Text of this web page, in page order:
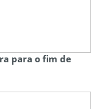
para o fim de